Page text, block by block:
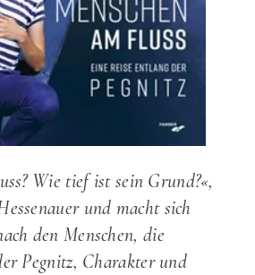
Wie tief ist sein Grund?«,
und macht sich
den Menschen, die
Pegnitz, Charakter und